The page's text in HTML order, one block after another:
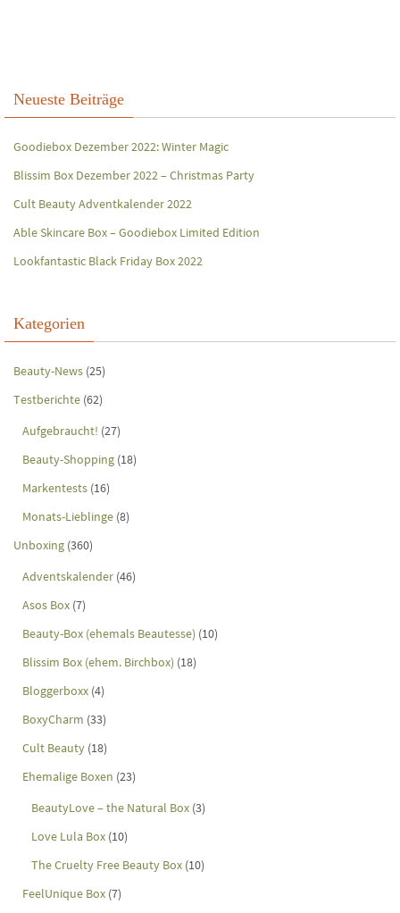
Neueste Beiträge
Goodiebox Dezember 2022: Winter Magic
Blissim Box Dezember 2022 – Christmas Party
Cult Beauty Adventkalender 2022
Able Skincare Box – Goodiebox Limited Edition
Lookfantastic Black Friday Box 2022
Kategorien
Beauty-News (25)
Testberichte (62)
Aufgebraucht! (27)
Beauty-Shopping (18)
Markentests (16)
Monats-Lieblinge (8)
Unboxing (360)
Adventskalender (46)
Asos Box (7)
Beauty-Box (ehemals Beautesse) (10)
Blissim Box (ehem. Birchbox) (18)
Bloggerboxx (4)
BoxyCharm (33)
Cult Beauty (18)
Ehemalige Boxen (23)
BeautyLove – the Natural Box (3)
Love Lula Box (10)
The Cruelty Free Beauty Box (10)
FeelUnique Box (7)